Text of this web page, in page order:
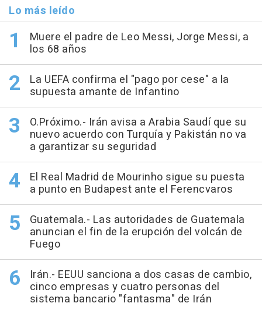
Lo más leído
Muere el padre de Leo Messi, Jorge Messi, a
los 68 años
La UEFA confirma el "pago por cese" a la
supuesta amante de Infantino
O.Próximo.- Irán avisa a Arabia Saudí que su
nuevo acuerdo con Turquía y Pakistán no va
a garantizar su seguridad
El Real Madrid de Mourinho sigue su puesta
a punto en Budapest ante el Ferencvaros
Guatemala.- Las autoridades de Guatemala
anuncian el fin de la erupción del volcán de
Fuego
Irán.- EEUU sanciona a dos casas de cambio,
cinco empresas y cuatro personas del
sistema bancario "fantasma" de Irán